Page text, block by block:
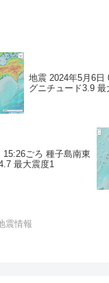
地震 2024年5月6日
グニチュード3.9 最
ごろ 種子島南東
最大震度1
震情報